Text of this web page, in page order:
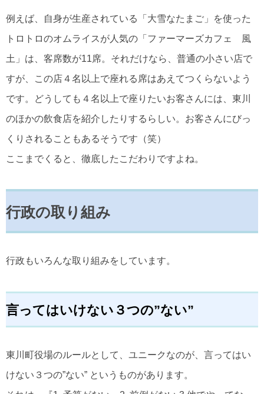
例えば、自身が生産されている「大雪なたまご」を使った
トロトロのオムライスが人気の「ファーマーズカフェ 風
土」は、客席数が11席。それだけなら、普通の小さい店で
すが、この店４名以上で座れる席はあえてつくらないよう
です。どうしても４名以上で座りたいお客さんには、東川
のほかの飲食店を紹介したりするらしい。お客さんにびっ
くりされることもあるそうです（笑）
ここまでくると、徹底したこだわりですよね。
行政の取り組み
行政もいろんな取り組みをしています。
言ってはいけない３つの”ない”
東川町役場のルールとして、ユニークなのが、言ってはい
けない３つの”ない” というものがあります。